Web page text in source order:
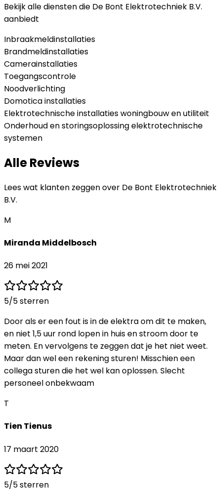
Bekijk alle diensten die De Bont Elektrotechniek B.V.
aanbiedt
Inbraakmeldinstallaties
Brandmeldinstallaties
Camerainstallaties
Toegangscontrole
Noodverlichting
Domotica installaties
Elektrotechnische installaties woningbouw en utiliteit
Onderhoud en storingsoplossing elektrotechnische
systemen
Alle Reviews
Lees wat klanten zeggen over De Bont Elektrotechniek
B.V.
M
Miranda Middelbosch
26 mei 2021
5/5 sterren
Door als er een fout is in de elektra om dit te maken,
en niet 1,5 uur rond lopen in huis en stroom door te
meten. En vervolgens te zeggen dat je het niet weet.
Maar dan wel een rekening sturen! Misschien een
collega sturen die het wel kan oplossen. Slecht
personeel onbekwaam
T
Tien Tienus
17 maart 2020
5/5 sterren